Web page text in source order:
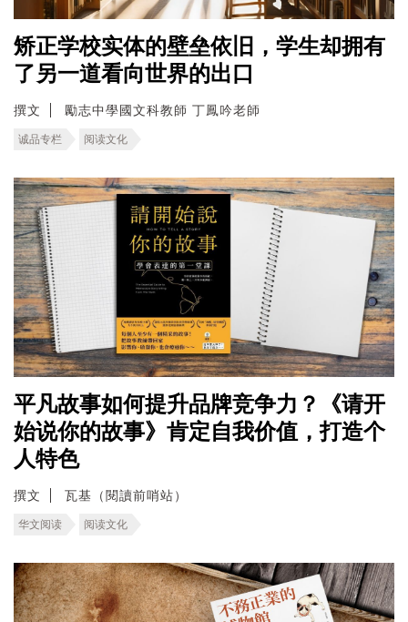
矫正学校实体的壁垒依旧，学生却拥有
了另一道看向世界的出口
撰文 勵志中學國文科教師 丁鳳吟老師
诚品专栏 阅读文化
平凡故事如何提升品牌竞争力？《请开
始说你的故事》肯定自我价值，打造个
人特色
撰文 瓦基（閱讀前哨站）
华文阅读 阅读文化